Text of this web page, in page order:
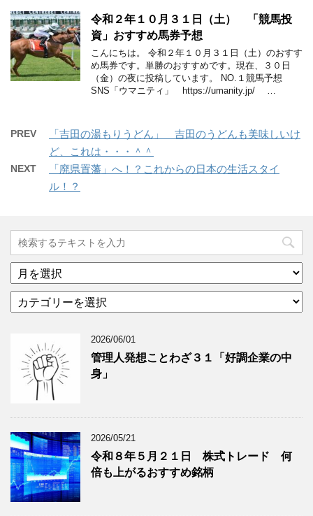
令和２年１０月３１日（土） 「競馬投
資」おすすめ馬券予想
こんにちは。 令和２年１０月３１日（土）のおすす
め馬券です。単勝のおすすめです。現在、３０日
（金）の夜に投稿しています。 NO.１競馬予想
SNS「ウマニティ」 https://umanity.jp/ …
PREV
「吉田の湯もりうどん」 吉田のうどんも美味しいけ
ど、これは・・・＾＾
NEXT
「廃県置藩」へ！？これからの日本の生活スタイ
ル！？
ア
ー
イ
グ
記
事
を
表
示
テ
ー
グ
記
事
を
表
2026/06/01
管理人発想ことわざ３１「好調企業の中
身」
2026/05/21
令和８年５月２１日 株式トレード 何
倍も上がるおすすめ銘柄